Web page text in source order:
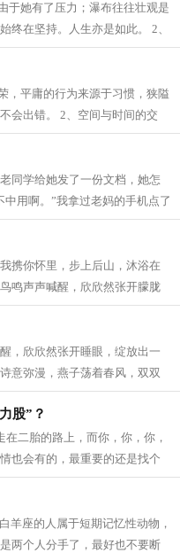
于她有了压力；瀑布往往壮观是
终在坚持。人生亦是如此。 2、
，平庸的行为来源于习惯，狭隘
会出错。 2、空间与时间的交
同学给她发了一份文档，她怎
用啊。”我拿过老妈的手机点了
携你怀里，步上后山，沐浴在
鸣声声喊醒，欣欣然张开朦胧
，欣欣然张开睡眼，绽放出一
意弥漫，燕子荡着春风，双双
股”？
二胎的路上，而你，你，你，
也会有的，最重要的还是找个
羊座的人属于短期记忆性动物，
两个人分手了，最好也不要断